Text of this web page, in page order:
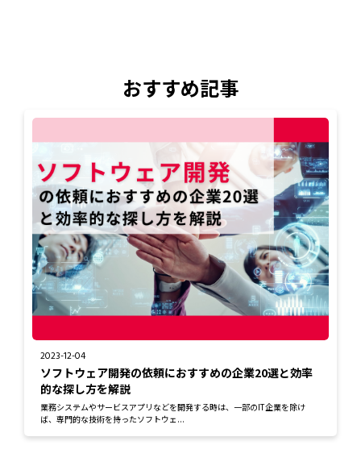
おすすめ記事
2023-12-04
ソフトウェア開発の依頼におすすめの企業20選と効率
的な探し方を解説
業務システムやサービスアプリなどを開発する時は、一部のIT企業を除け
ば、専門的な技術を持ったソフトウェ...